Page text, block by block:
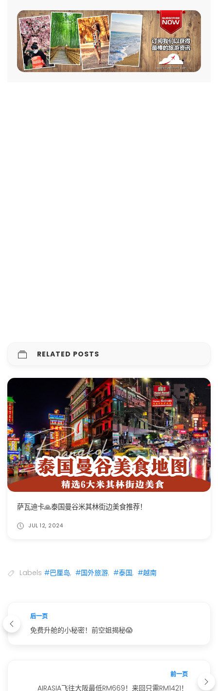
RELATED POSTS
萨瓦迪卡🙏泰国曼谷米其林街边美食推荐！
JUL 12, 2024
Labels #巴厘岛, #国外旅游, #泰国, #越南
后一页
免费升舱的小秘密！前空姐揭秘😱
前一页
AIRASIA飞往大阪最低RM669！来回只需RM1421！